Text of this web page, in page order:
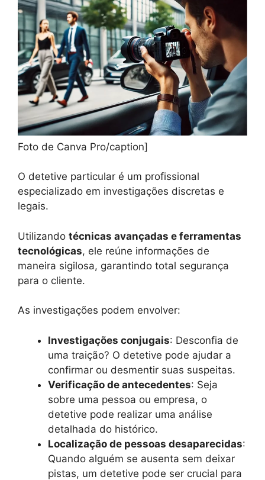
Foto de Canva Pro/caption]
O detetive particular é um profissional
especializado em investigações discretas e
legais.
Utilizando técnicas avançadas e ferramentas
tecnológicas, ele reúne informações de
maneira sigilosa, garantindo total segurança
para o cliente.
As investigações podem envolver:
Investigações conjugais: Desconfia de
uma traição? O detetive pode ajudar a
confirmar ou desmentir suas suspeitas.
Verificação de antecedentes: Seja
sobre uma pessoa ou empresa, o
detetive pode realizar uma análise
detalhada do histórico.
Localização de pessoas desaparecidas:
Quando alguém se ausenta sem deixar
pistas, um detetive pode ser crucial para